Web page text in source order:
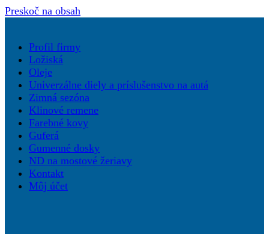
Preskoč na obsah
Profil firmy
Ložiská
Oleje
Univerzálne diely a príslušenstvo na autá
Zimná sezóna
Klinové remene
Farebné kovy
Guferá
Gumenné dosky
ND na mostové žeriavy
Kontakt
Môj účet